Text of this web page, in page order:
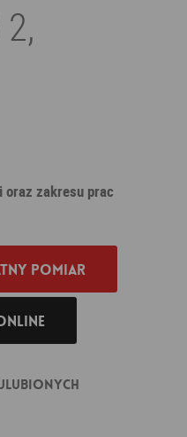
oraz zakresu prac
pomiar